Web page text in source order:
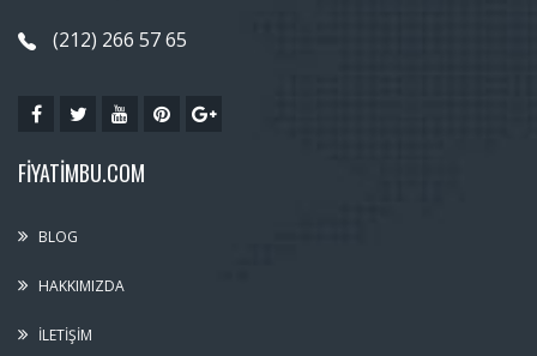
(212) 266 57 65
FIYATIMBU.COM
BLOG
HAKKIMIZDA
İLETIŞIM